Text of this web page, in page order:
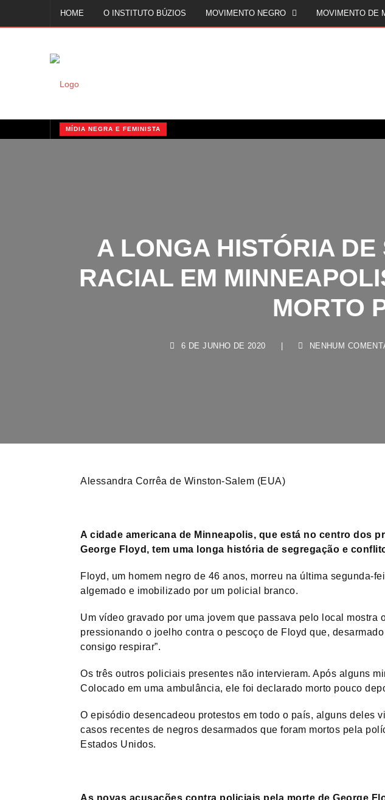
HOME O INSTITUTO BÚZIOS MOVIMENTO NEGRO MOVIMENTO DE
MÍDIA NEGRA E FEMINISTA
A LONGA HISTÓRIA DE
RACIAL EM
MORTO
Alessandra Corrêa de Winston-Salem (EUA)
A cidade americana de Minneapolis, que está no centro dos
George Floyd, tem uma longa história de segregação e
Floyd, um homem negro de 46 anos, morreu na última segunda-
algemado e imobilizado por um policial branco.
Um vídeo gravado por uma jovem que passava pelo local mostra
pressionando o joelho contra o pescoço de Floyd que,
consigo respirar”.
Os três outros policiais presentes não intervieram. Após alguns
Colocado em uma ambulância, ele foi declarado morto pouco
O episódio desencadeou protestos em todo o país, alguns deles
casos recentes de negros desarmados que foram mortos pela
Estados Unidos.
As novas acusações contra policiais pela morte de George